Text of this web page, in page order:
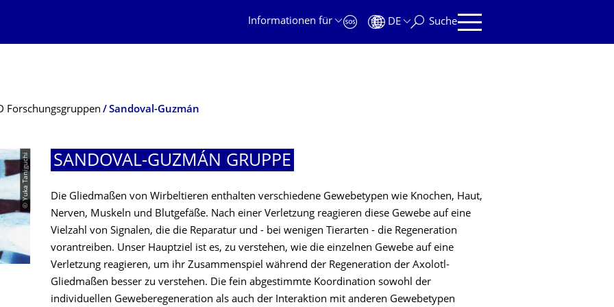
Informationen für DE Suche
Forschungsgruppen Sandoval-Guzmán
© Yuka Taniguchi SANDOVAL-GUZMÁN GRUPPE
Die Gliedmaßen von Wirbeltieren enthalten verschiedene Gewebetypen wie Knochen, Haut,
Nerven, Muskeln und Blutgefäße. Nach einer Verletzung reagieren diese Gewebe auf eine
Vielzahl von Signalen, die die Reparatur und - bei wenigen Tierarten - die Regeneration
vorantreiben. Unser Hauptziel ist es, zu verstehen, wie die einzelnen Gewebe auf eine
Verletzung reagieren, um ihr Zusammenspiel während der Regeneration der Axolotl-
Gliedmaßen besser zu verstehen. Die fein abgestimmte Koordination sowohl der
individuellen Geweberegeneration als auch der Interaktion mit anderen Gewebetypen